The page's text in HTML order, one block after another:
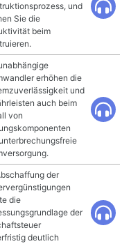
und
Sie die
beim
erhöhen die
und
auch beim
von
der
die
der
deutlich